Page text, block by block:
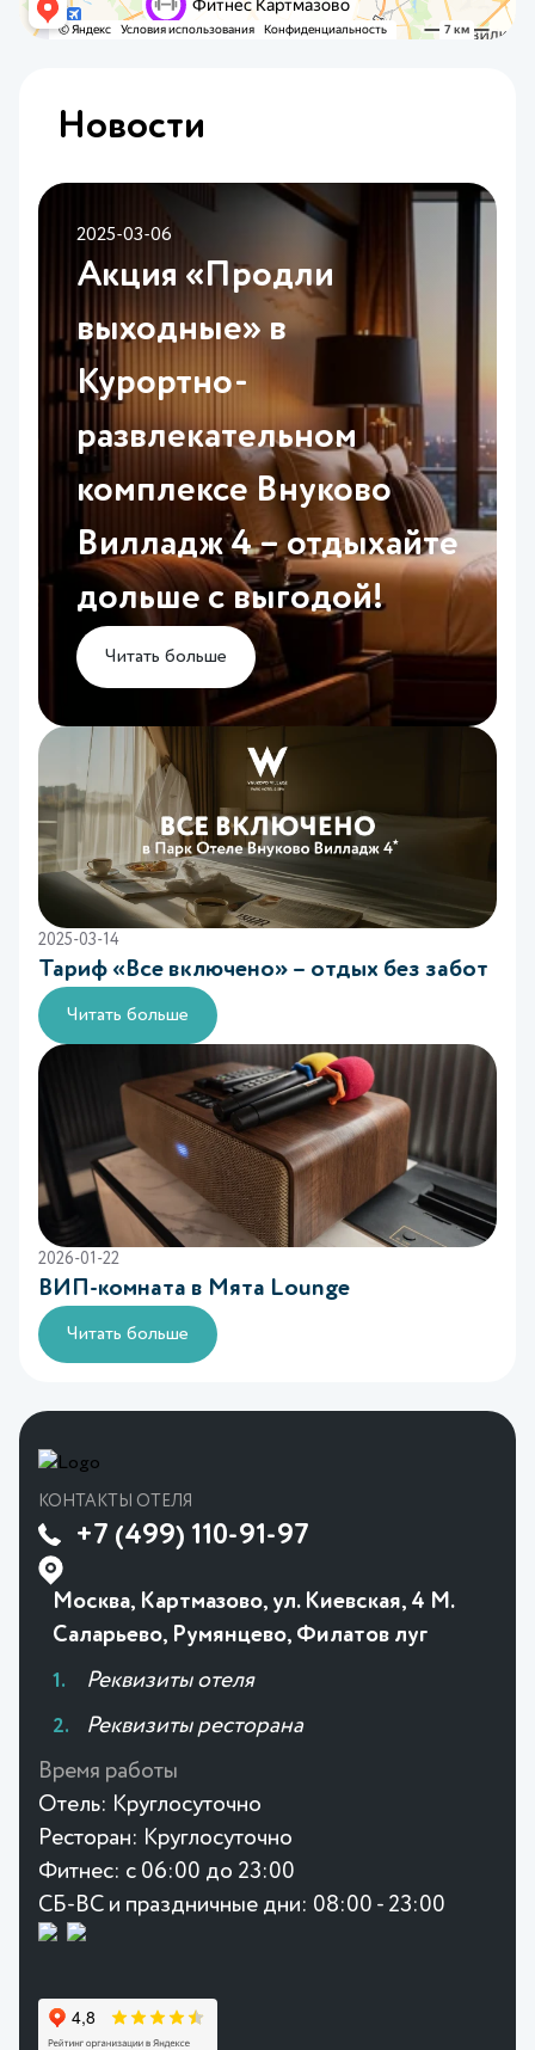
Новости
2025-03-06
Акция «Продли
выходные» в
Курортно-
развлекательном
комплексе Внуково
Вилладж 4 – отдыхайте
дольше с выгодой!
Читать больше
2025-03-14
Тариф «Все включено» – отдых без забот
Читать больше
2026-01-22
ВИП-комната в Mята Lounge
Читать больше
КОНТАКТЫ ОТЕЛЯ
+7 (499) 110-91-97
Москва, Картмазово, ул. Киевская, 4 М.
Саларьево, Румянцево, Филатов луг
Реквизиты отеля
Реквизиты ресторана
Время работы
Отель: Круглосуточно
Ресторан: Круглосуточно
Фитнес: с 06:00 до 23:00
СБ-ВС и праздничные дни: 08:00 - 23:00